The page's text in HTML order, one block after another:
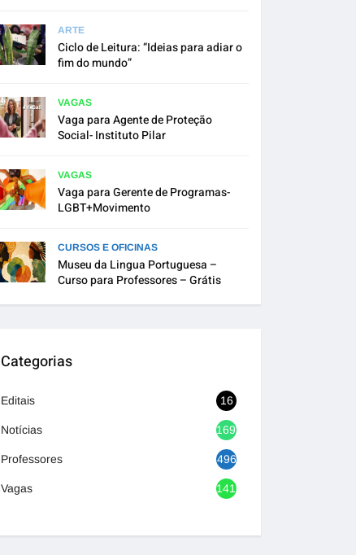
ARTE
Ciclo de Leitura: “Ideias para adiar o
fim do mundo”
VAGAS
Vaga para Agente de Proteção
Social- Instituto Pilar
VAGAS
Vaga para Gerente de Programas-
LGBT+Movimento
CURSOS E OFICINAS
Museu da Lingua Portuguesa –
Curso para Professores – Grátis
Categorias
Editais 16
Notícias 1692
Professores 496
Vagas 1416